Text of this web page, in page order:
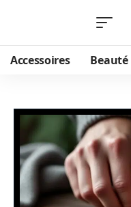
Accessoires Beauté